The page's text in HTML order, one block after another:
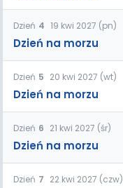
Dzień 4 19 kwi 2027 (pn)
Dzień na morzu
Dzień 5 20 kwi 2027 (wt)
Dzień na morzu
Dzień 6 21 kwi 2027 (śr)
Dzień na morzu
Dzień 7 22 kwi 2027 (czw)